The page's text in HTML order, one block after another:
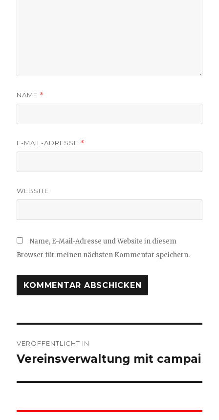
NAME *
E-MAIL-ADRESSE *
WEBSITE
Name, E-Mail-Adresse und Website in diesem
Browser für meinen nächsten Kommentar speichern.
VERÖFFENTLICHT IN
Vereinsverwaltung mit campai